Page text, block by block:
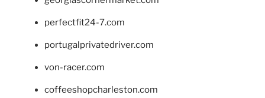
perfectfit24-7.com
portugalprivatedriver.com
von-racer.com
coffeeshopcharleston.com